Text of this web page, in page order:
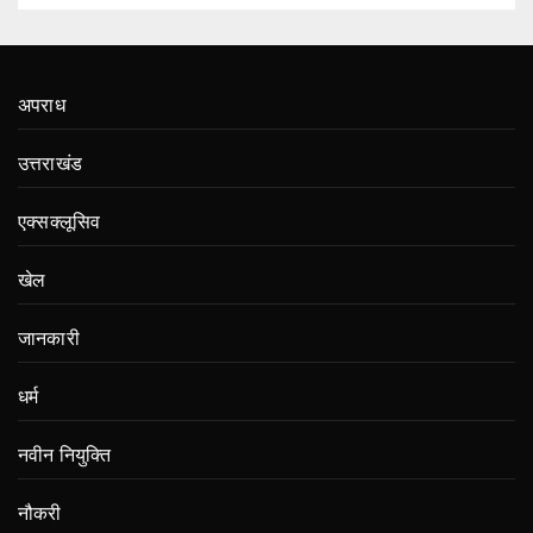
अपराध
उत्तराखंड
एक्सक्लूसिव
खेल
जानकारी
धर्म
नवीन नियुक्ति
नौकरी